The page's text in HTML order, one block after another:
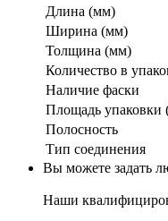
Длина (мм)
Ширина (мм)
Толщина (мм)
Количество в
Наличие фаски
Площадь упаковки
Полосность
Тип соединения
Вы можете задать
Наши